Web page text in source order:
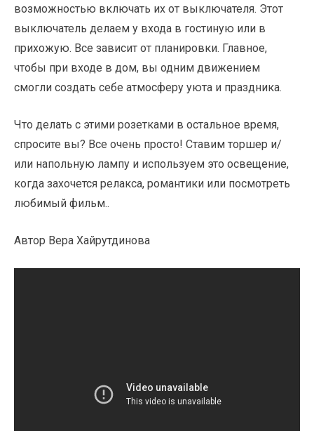
возможностью включать их от выключателя. Этот
выключатель делаем у входа в гостиную или в
прихожую. Все зависит от планировки. Главное,
чтобы при входе в дом, вы одним движением
смогли создать себе атмосферу уюта и праздника.
Что делать с этими розетками в остальное время,
спросите вы? Все очень просто! Ставим торшер и/
или напольную лампу и используем это освещение,
когда захочется релакса, романтики или посмотреть
любимый фильм..
Автор Вера Хайрутдинова